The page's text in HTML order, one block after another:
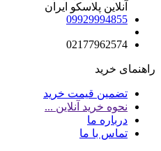
آنلاین پلاسکو ایران
09929994855
02177962574
راهنمای خرید
تضمین قیمت خرید
نحوه خرید آنلاین ...
درباره ما
تماس با ما